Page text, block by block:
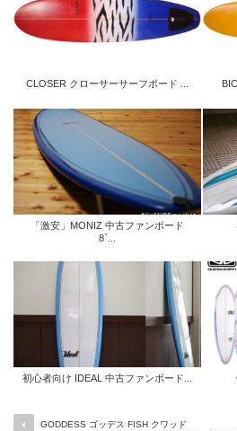
CLOSER クローサーサーフボード ...
「激安」MONIZ 中古ファンボード
8`...
初心者向け IDEAL 中古ファンボード...
GODDESS ゴッデス FISH クワッド